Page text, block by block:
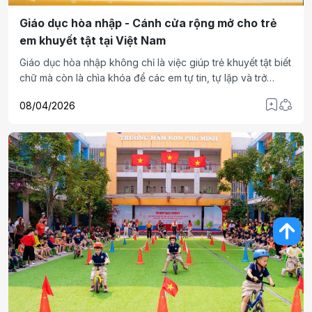
Giáo dục hòa nhập - Cánh cửa rộng mở cho trẻ
em khuyết tật tại Việt Nam
Giáo dục hòa nhập không chỉ là việc giúp trẻ khuyết tật biết
chữ mà còn là chìa khóa để các em tự tin, tự lập và trở
nhập tại Việt Nam đang mở ra cơ hội bình đẳng cho trẻ
trường chung.
08/04/2026